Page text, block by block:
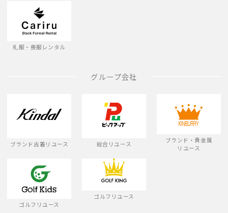
礼服・喪服レンタル
グループ会社
ブランド古着リユース 総合リユース
ブランド・貴金属
リユース
ゴルフリユース
ゴルフリユース